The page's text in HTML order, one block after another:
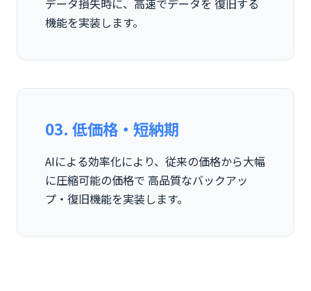
データ損失時に、高速でデータを 復旧する
機能を実装します。
03. 低価格・短納期
AIによる効率化により、従来の価格から大幅
に圧縮可能の価格で 高品質なバックアッ
プ・復旧機能を実装します。